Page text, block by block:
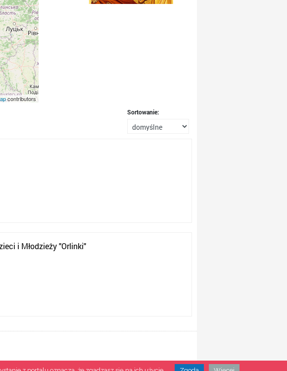
contributors
Sortowanie:
i Młodzieży "Orlinki"